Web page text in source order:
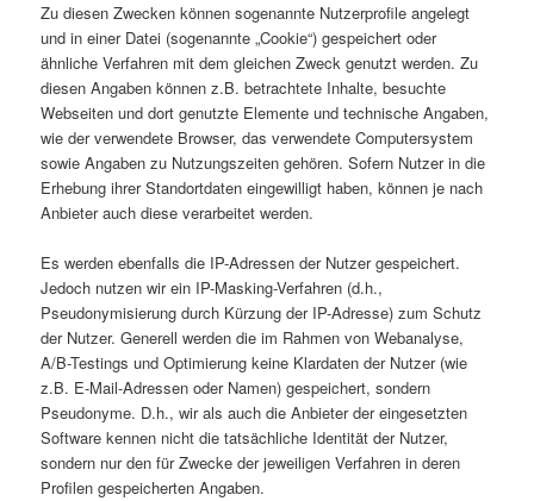
Zu diesen Zwecken können sogenannte Nutzerprofile angelegt
und in einer Datei (sogenannte „Cookie“) gespeichert oder
ähnliche Verfahren mit dem gleichen Zweck genutzt werden. Zu
diesen Angaben können z.B. betrachtete Inhalte, besuchte
Webseiten und dort genutzte Elemente und technische Angaben,
wie der verwendete Browser, das verwendete Computersystem
sowie Angaben zu Nutzungszeiten gehören. Sofern Nutzer in die
Erhebung ihrer Standortdaten eingewilligt haben, können je nach
Anbieter auch diese verarbeitet werden.
Es werden ebenfalls die IP-Adressen der Nutzer gespeichert.
Jedoch nutzen wir ein IP-Masking-Verfahren (d.h.,
Pseudonymisierung durch Kürzung der IP-Adresse) zum Schutz
der Nutzer. Generell werden die im Rahmen von Webanalyse,
A/B-Testings und Optimierung keine Klardaten der Nutzer (wie
z.B. E-Mail-Adressen oder Namen) gespeichert, sondern
Pseudonyme. D.h., wir als auch die Anbieter der eingesetzten
Software kennen nicht die tatsächliche Identität der Nutzer,
sondern nur den für Zwecke der jeweiligen Verfahren in deren
Profilen gespeicherten Angaben.